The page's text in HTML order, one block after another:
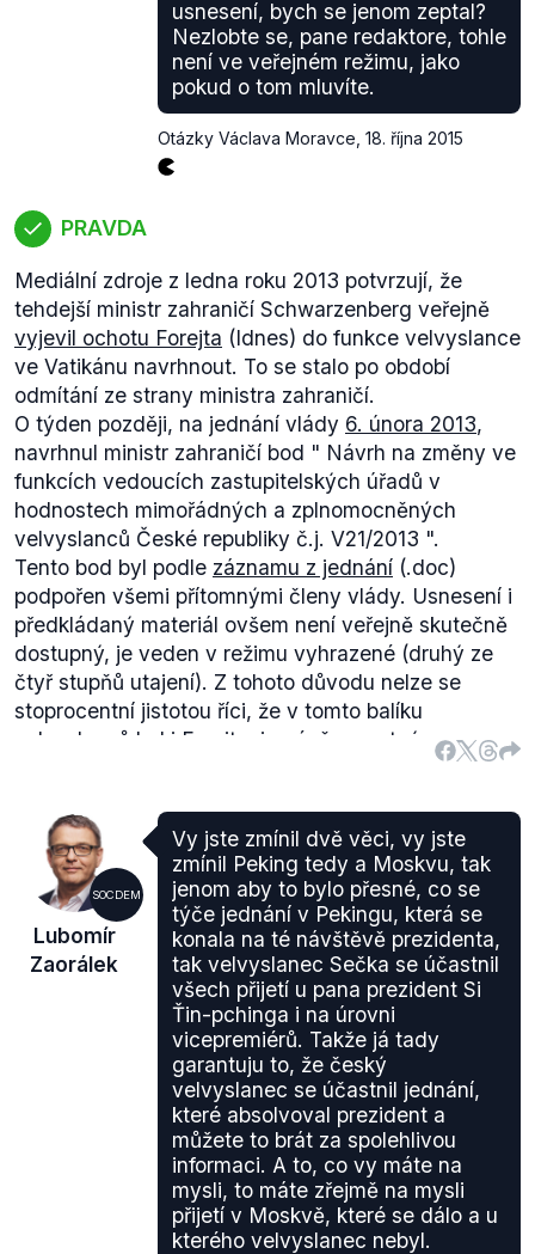
Podobně jako u hodnocení výroku o podpoře
velmocí válčícím stranám v Sýrii, i zde jsme pro
hodnocení použili data Uppsala Conflict Data
(UCDP). Podledat* UCDP byly
povstalci na východní Ukrajině podporováni
Ruskem formou dodávek zbraní a dalšího
a potravinová pomoc. Dále byly podporováni ruští
UCDP se nepodařilo spolehlivě ověřit spekulace, že
ve východní Ukrajině operují přímo jednotky ruské
armády.
*K získání dat použijte následující postup:
1) Na záložce "Subset" vyberte z kategorie Name
(conflict) položky Ukraine: Donetsk, Ukraine:
Lugansk a Ukraine: Novorossiya a dejte Proceed
2) Na záložce "Restrictions"vyberte z kategorie
Year (conflict) rok 2014, potvrďte tlačítkem Add to
query a pokračujte tlačítkem Proceed3) Na záložce
"Information" zatrhněte v kategorii Warring party
položky Name (Warring Party), Secondary support a
Comment on Secondary support. Potvrďte tlačítkem
Add a dejte Proceed. Následně si můžete stáhnout
dataset.
usnesení, bych se jenom zeptal?
Nezlobte se, pane redaktore, tohle
není ve veřejném režimu, jako
pokud o tom mluvíte.
Otázky Václava Moravce 18. října 2015
PRAVDA
Mediální zdroje z ledna roku 2013 potvrzují, že
tehdejší ministr zahraničí Schwarzenberg veřejně
vyjevil ochotu Forejta (Idnes) do funkce velvyslance
ve Vatikánu navrhnout. To se stalo po období
odmítání ze strany ministra zahraničí.
O týden později, na jednání vlády 6. února 2013,
navrhnul ministr zahraničí bod " Návrh na změny ve
funkcích vedoucích zastupitelských úřadů v
hodnostech mimořádných a zplnomocněných
velvyslanců České republiky č.j. V21/2013 ".
Tento bod byl podle záznamu z jednání (.doc)
podpořen všemi přítomnými členy vlády. Usnesení i
předkládaný materiál ovšem není veřejně skutečně
dostupný, je veden v režimu vyhrazené (druhý ze
čtyř stupňů utajení). Z tohoto důvodu nelze se
stoprocentní jistotou říci, že v tomto balíku
velvyslanců byl i Forejt, nicméně samotný
Výrok ministra Zaorálka je tedy hodnocen jako
pravdivý, usnesení, které s pravděpodobností
hraničící s jistotou skutečně Forejta schválilo jako
kandidáta na post velvyslance ve Vatikánu, je
vedeno v neveřejném režimu.
SOCDEM
Lubomír
Zaorálek
Vy jste zmínil dvě věci, vy jste
zmínil Peking tedy a Moskvu, tak
jenom aby to bylo přesné, co se
týče jednání v Pekingu, která se
konala na té návštěvě prezidenta,
tak velvyslanec Sečka se účastnil
všech přijetí u pana prezident Si
Ťin-pchinga i na úrovni
vicepremiérů. Takže já tady
garantuju to, že český
velvyslanec se účastnil jednání,
které absolvoval prezident a
můžete to brát za spolehlivou
informaci. A to, co vy máte na
mysli, to máte zřejmě na mysli
přijetí v Moskvě, které se dálo a u
kterého velvyslanec nebyl.